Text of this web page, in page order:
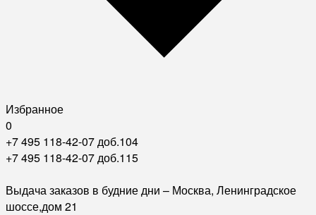
Избранное
0
+7 495 118-42-07 доб.104
+7 495 118-42-07 доб.115
Выдача заказов в будние дни – Москва, Ленинградское
шоссе,дом 21